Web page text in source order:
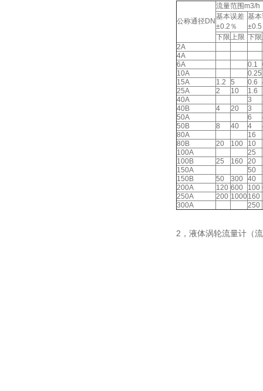
公称通径DN
流量范围m3/h
基本误差
±0.2％
基
±0.5
下限上限 下限
2A
4A
6A
0.1
10A
0.25
15A
1.2 5 0.6
25A
2 10 1.6
40A
3
40B
4 20 3
50A
6
50B
8 40 4
80A
16
80B
20 100 10
100A
25
100B
25 160 20
150A
50
150B
50 300 40
200A
120 600 100
250A
200 1000160
300A
250
2，液体涡轮流量计（